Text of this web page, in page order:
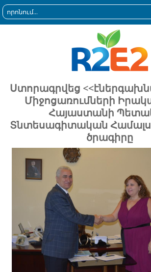
Ստորագրվեց
Միջոցառումների
Հայաստանի
Տնտեսագիտական
ծրագիրը